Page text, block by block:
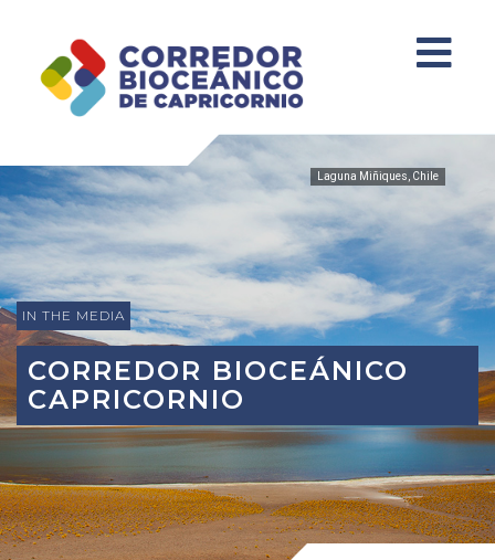
Laguna Miñiques, Chile
IN THE MEDIA
CORREDOR BIOCEÁNICO
CAPRICORNIO